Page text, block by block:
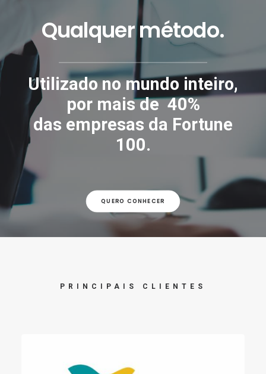
Qualquer método.
Utilizado no mundo inteiro,
por mais de 40%
das empresas da Fortune
100.
QUERO CONHECER
PRINCIPAIS CLIENTES